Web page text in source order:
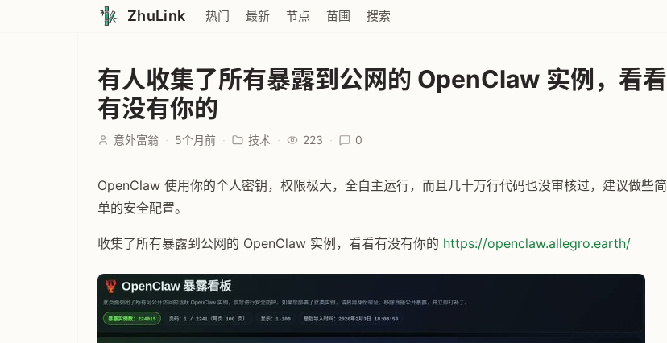
ZhuLink 热门 最新 节点 苗圃 搜索
有人收集了所有暴露到公网的 OpenClaw 实例，看看
有没有你的
意外富翁 · 5个月前 · 技术 · 223 · 0
OpenClaw 使用你的个人密钥，权限极大，全自主运行，而且几十万行代码也没审核过，建议做些简
单的安全配置。
收集了所有暴露到公网的 OpenClaw 实例，看看有没有你的 https://openclaw.allegro.earth/